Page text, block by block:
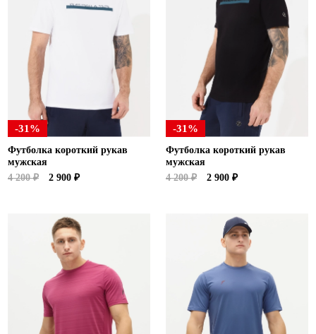
-31%
Футболка короткий рукав
мужская
4 200 ₽
2 900 ₽
-31%
Футболка короткий рукав
мужская
4 200 ₽
2 900 ₽